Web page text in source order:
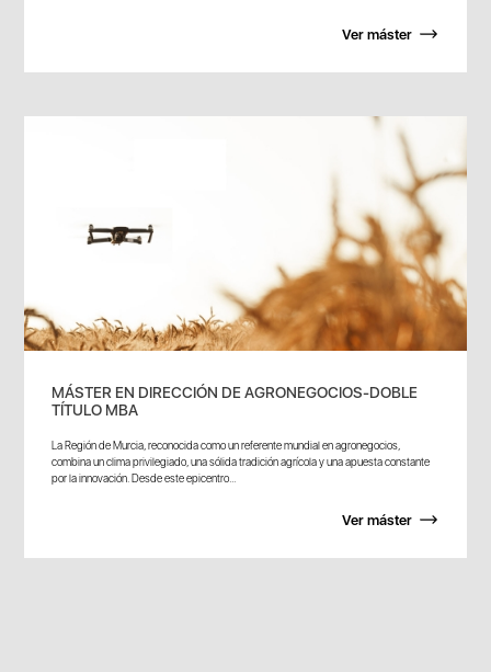
Ver máster
MÁSTER EN DIRECCIÓN DE AGRONEGOCIOS-DOBLE
TÍTULO MBA
La Región de Murcia, reconocida como un referente mundial en agronegocios,
combina un clima privilegiado, una sólida tradición agrícola y una apuesta constante
por la innovación. Desde este epicentro...
Ver máster